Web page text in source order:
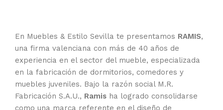
En Muebles & Estilo Sevilla te presentamos RAMIS,
una firma valenciana con más de 40 años de
experiencia en el sector del mueble, especializada
en la fabricación de dormitorios, comedores y
muebles juveniles. Bajo la razón social M.R.
Fabricación S.A.U., Ramis ha logrado consolidarse
como una marca referente en el diseño de